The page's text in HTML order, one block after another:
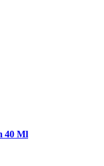
40 Ml